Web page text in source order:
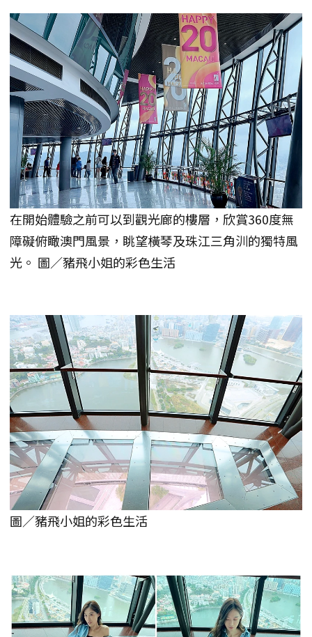
在開始體驗之前可以到觀光廊的樓層，欣賞360度無
障礙俯瞰澳門風景，眺望橫琴及珠江三角汌的獨特風
光。 圖／豬飛小姐的彩色生活
圖／豬飛小姐的彩色生活